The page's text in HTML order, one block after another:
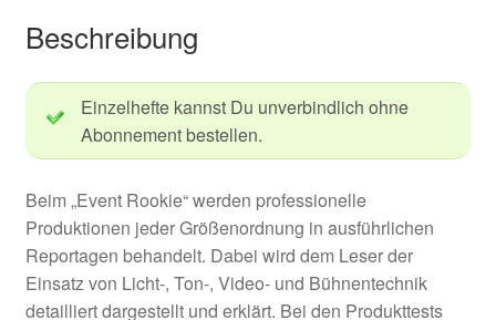
Beschreibung
Einzelhefte kannst Du unverbindlich ohne
Abonnement bestellen.
Beim „Event Rookie“ werden professionelle
Produktionen jeder Größenordnung in ausführlichen
Reportagen behandelt. Dabei wird dem Leser der
Einsatz von Licht-, Ton-, Video- und Bühnentechnik
detailliert dargestellt und erklärt. Bei den Produkttests